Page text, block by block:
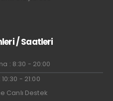
/ Saatleri
: 8:30 - 20:00
- 21:00
Canlı Destek